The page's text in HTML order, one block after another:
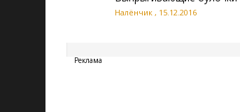
Налёнчик , 15.12.2016
Реклама